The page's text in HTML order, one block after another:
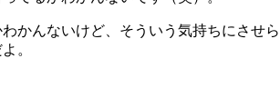
かんないけど、そういう気持ちにさせら
。